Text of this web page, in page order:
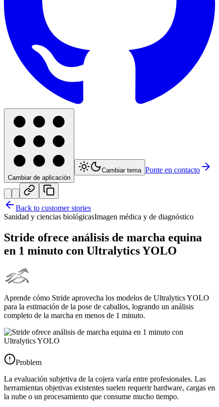
Cambiar de aplicación
Cambiar tema Ponte en contacto
Back to customer stories
Sanidad y ciencias biológicasImagen médica y de diagnóstico
Stride ofrece análisis de marcha equina
en 1 minuto con Ultralytics YOLO
Aprende cómo Stride aprovecha los modelos de Ultralytics YOLO
para la estimación de la pose de caballos, logrando un análisis
completo de la marcha en menos de 1 minuto.
Problem
La evaluación subjetiva de la cojera varía entre profesionales. Las
herramientas objetivas existentes suelen requerir hardware, cargas en
la nube o un procesamiento que consume mucho tiempo.